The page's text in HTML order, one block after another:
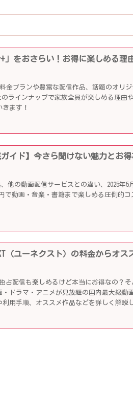
」をおさらい！お得に楽しめる理
金プランや豊富な配信作品、話題のオリ
ラインナップで家族全員が楽しめる理由
ます！
ガイド】今さら聞けない魅力とお
他の動画配信サービスとの違い、2025年5
で動画・音楽・書籍まで楽しめる圧倒的コ
（ユーネクスト）の料金からオス
占配信も楽しめるけど本当にお得なの？
ドラマ・アニメが見放題の国内最大級動
利用手順、オススメ作品などを詳しく解説